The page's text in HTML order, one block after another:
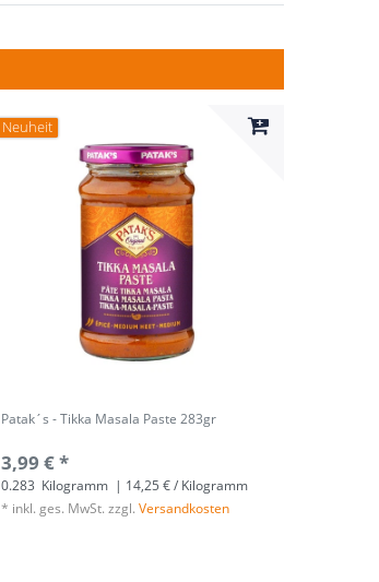
Neuheit
Patak´s - Tikka Masala Paste 283gr
3,99 € *
0.283 Kilogramm | 14,25 € / Kilogramm
* inkl. ges. MwSt. zzgl.Versandkosten